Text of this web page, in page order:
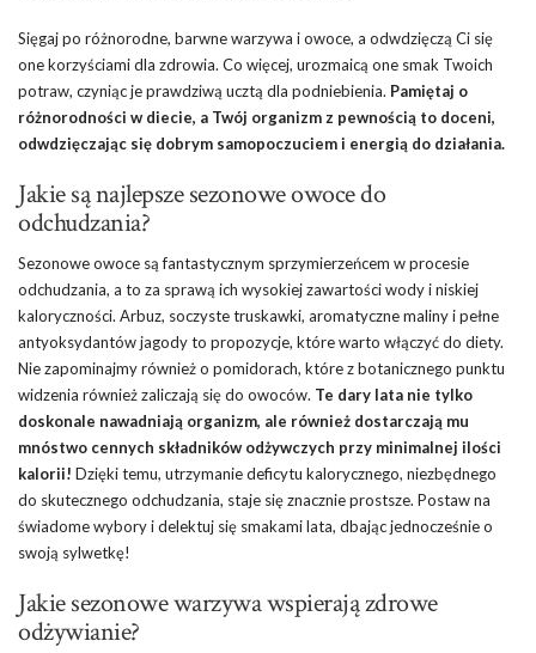
Sięgaj po różnorodne, barwne warzywa i owoce, a odwdzięczą Ci się
one korzyściami dla zdrowia. Co więcej, urozmaicą one smak Twoich
potraw, czyniąc je prawdziwą ucztą dla podniebienia. Pamiętaj o
różnorodności w diecie, a Twój organizm z pewnością to doceni,
odwdzięczając się dobrym samopoczuciem i energią do działania.
Jakie są najlepsze sezonowe owoce do
odchudzania?
Sezonowe owoce są fantastycznym sprzymierzeńcem w procesie
odchudzania, a to za sprawą ich wysokiej zawartości wody i niskiej
kaloryczności. Arbuz, soczyste truskawki, aromatyczne maliny i pełne
antyoksydantów jagody to propozycje, które warto włączyć do diety.
Nie zapominajmy również o pomidorach, które z botanicznego punktu
widzenia również zaliczają się do owoców. Te dary lata nie tylko
doskonale nawadniają organizm, ale również dostarczają mu
mnóstwo cennych składników odżywczych przy minimalnej ilości
kalorii! Dzięki temu, utrzymanie deficytu kalorycznego, niezbędnego
do skutecznego odchudzania, staje się znacznie prostsze. Postaw na
świadome wybory i delektuj się smakami lata, dbając jednocześnie o
swoją sylwetkę!
Jakie sezonowe warzywa wspierają zdrowe
odżywianie?